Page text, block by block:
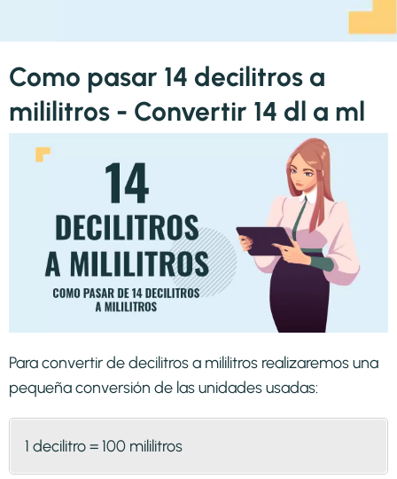
Como pasar 14 decilitros a
mililitros - Convertir 14 dl a ml
Para convertir de decilitros a mililitros realizaremos una
pequeña conversión de las unidades usadas:
1 decilitro = 100 mililitros